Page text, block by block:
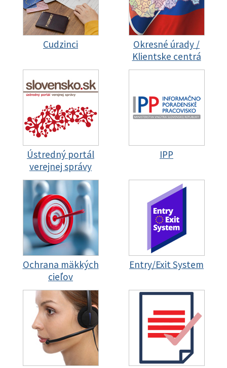
Cudzinci
Okresné úrady /
Klientske centrá
Ústredný portál
verejnej správy
IPP
Ochrana mäkkých
cieľov
Entry/Exit System